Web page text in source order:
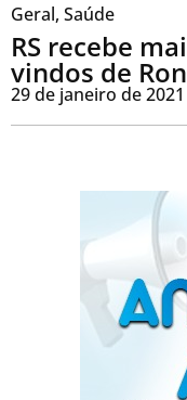
Geral, Saúde
RS recebe
vindos de
29 de janeiro de 2021